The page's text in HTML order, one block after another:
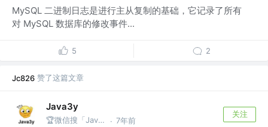
MySQL 二进制日志是进行主从复制的基础，它记录了所有
对 MySQL 数据库的修改事件...
5 2
Jc826 赞了这篇文章
Java3y
🏆微信搜「Java3y」获取原创电子书 · 7年前
关注